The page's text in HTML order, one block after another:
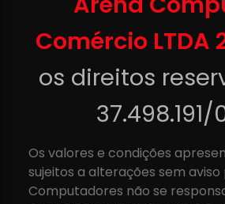
Comércio LTDA
os direitos
37.498.191/
Os valores e condições
sujeitos a alterações sem aviso
Computadores não se